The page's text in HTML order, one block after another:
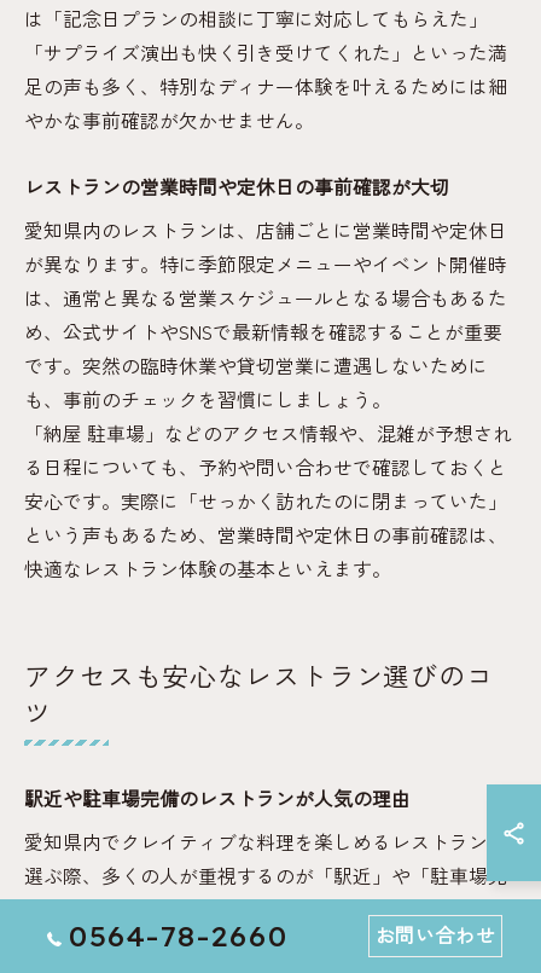
は「記念日プランの相談に丁寧に対応してもらえた」
「サプライズ演出も快く引き受けてくれた」といった満
足の声も多く、特別なディナー体験を叶えるためには細
やかな事前確認が欠かせません。
レストランの営業時間や定休日の事前確認が大切
愛知県内のレストランは、店舗ごとに営業時間や定休日
が異なります。特に季節限定メニューやイベント開催時
は、通常と異なる営業スケジュールとなる場合もあるた
め、公式サイトやSNSで最新情報を確認することが重要
です。突然の臨時休業や貸切営業に遭遇しないために
も、事前のチェックを習慣にしましょう。
「納屋 駐車場」などのアクセス情報や、混雑が予想され
る日程についても、予約や問い合わせで確認しておくと
安心です。実際に「せっかく訪れたのに閉まっていた」
という声もあるため、営業時間や定休日の事前確認は、
快適なレストラン体験の基本といえます。
アクセスも安心なレストラン選びのコ
ツ
駅近や駐車場完備のレストランが人気の理由
愛知県内でクレイティブな料理を楽しめるレストランを
選ぶ際、多くの人が重視するのが「駅近」や「駐車場完
備」といったアクセスの良さです。特に観光やドライブ
中のランチ・ディナー利用では、移動の負担を減らし、
0564-78-2660 お問い合わせ